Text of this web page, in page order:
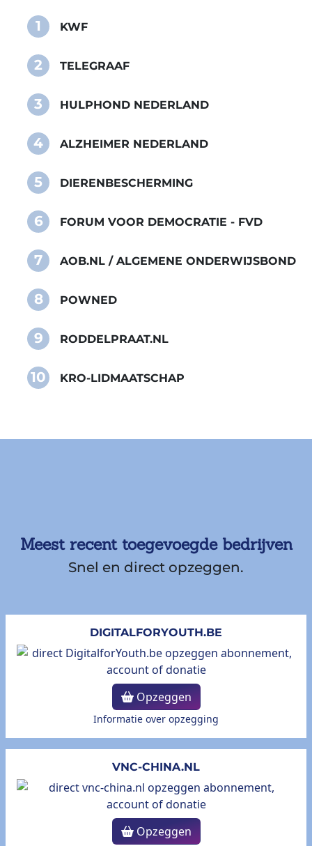
1 KWF
2 TELEGRAAF
3 HULPHOND NEDERLAND
4 ALZHEIMER NEDERLAND
5 DIERENBESCHERMING
6 FORUM VOOR DEMOCRATIE - FVD
7 AOB.NL / ALGEMENE ONDERWIJSBOND
8 POWNED
9 RODDELPRAAT.NL
10 KRO-LIDMAATSCHAP
Meest recent toegevoegde bedrijven
Snel en direct opzeggen.
DIGITALFORYOUTH.BE
Opzeggen
Informatie over opzegging
VNC-CHINA.NL
Opzeggen